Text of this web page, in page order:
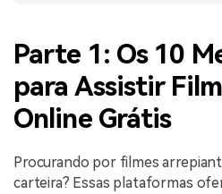
Parte 1: Os 10
para Assistir
Online Grátis
Procurando por filmes
carteira? Essas plataformas